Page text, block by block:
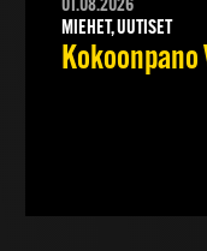
01.08.2026
MIEHET, UUTISET